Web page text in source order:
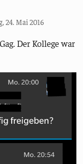
24. Mai 2016
Der Kollege war